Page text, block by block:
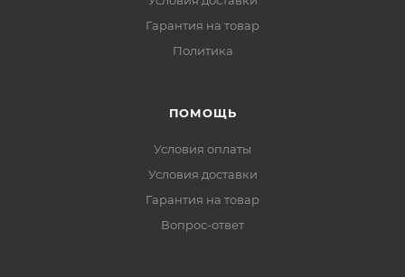
Гарантия на товар
Политика
ПОМОЩЬ
Условия оплаты
Условия доставки
Гарантия на товар
Вопрос-ответ